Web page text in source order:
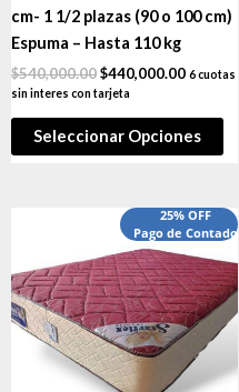
cm- 1 1/2 plazas (90 o 100 cm)
Espuma – Hasta 110 kg
$540,000.00$440,000.00 6 cuotas
sin interes con tarjeta
Seleccionar Opciones
25% OFF
Pago de Contado